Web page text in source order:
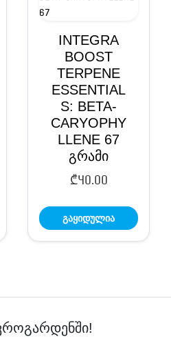
INTEGRA
BOOST
TERPENE
ESSENTIAL
S: BETA-
CARYOPHY
LLENE 67
გრამი
₾ 40.00
გაყიდულია